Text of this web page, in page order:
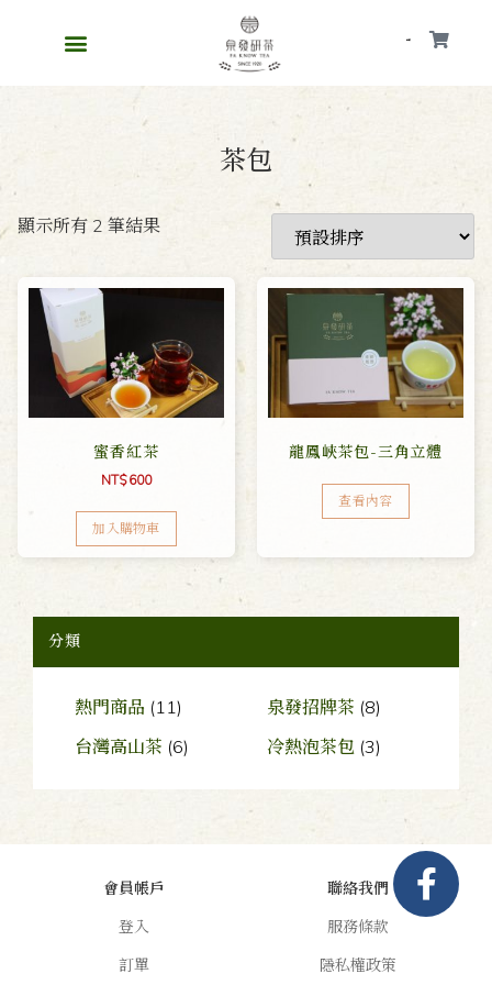
會員
茶包
顯示所有 2 筆結果
蜜香紅茶
NT$600
加入購物車
龍鳳峽茶包-三角立體
查看內容
分類
熱門商品 (11) 泉發招牌茶 (8)
台灣高山茶 (6) 冷熱泡茶包 (3)
會員帳戶
登入
訂單
聯絡我們
服務條款
隱私權政策